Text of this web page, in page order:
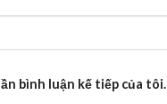
bình luận kế tiếp của tôi.